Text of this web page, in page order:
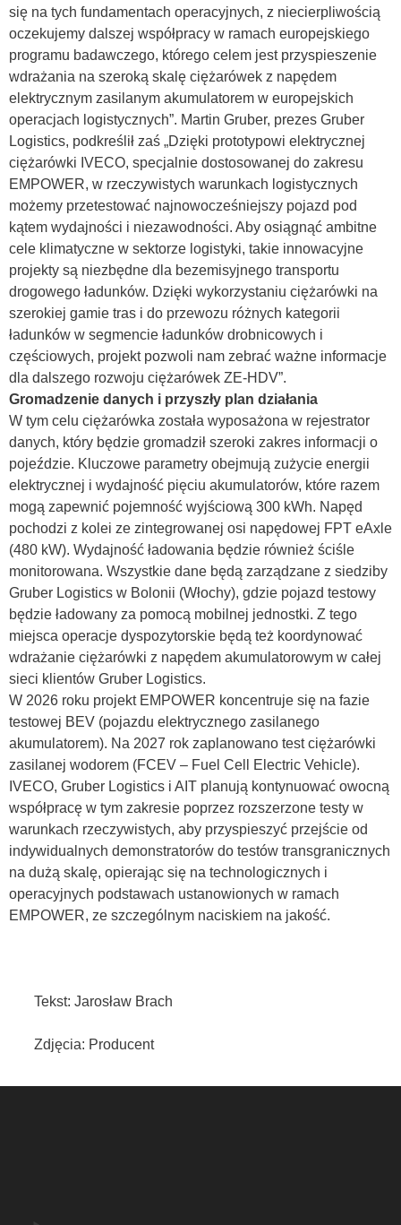
się na tych fundamentach operacyjnych, z niecierpliwością
oczekujemy dalszej współpracy w ramach europejskiego
programu badawczego, którego celem jest przyspieszenie
wdrażania na szeroką skalę ciężarówek z napędem
elektrycznym zasilanym akumulatorem w europejskich
operacjach logistycznych”. Martin Gruber, prezes Gruber
Logistics, podkreślił zaś „Dzięki prototypowi elektrycznej
ciężarówki IVECO, specjalnie dostosowanej do zakresu
EMPOWER, w rzeczywistych warunkach logistycznych
możemy przetestować najnowocześniejszy pojazd pod
kątem wydajności i niezawodności. Aby osiągnąć ambitne
cele klimatyczne w sektorze logistyki, takie innowacyjne
projekty są niezbędne dla bezemisyjnego transportu
drogowego ładunków. Dzięki wykorzystaniu ciężarówki na
szerokiej gamie tras i do przewozu różnych kategorii
ładunków w segmencie ładunków drobnicowych i
częściowych, projekt pozwoli nam zebrać ważne informacje
dla dalszego rozwoju ciężarówek ZE-HDV”.
Gromadzenie danych i przyszły plan działania
W tym celu ciężarówka została wyposażona w rejestrator
danych, który będzie gromadził szeroki zakres informacji o
pojeździe. Kluczowe parametry obejmują zużycie energii
elektrycznej i wydajność pięciu akumulatorów, które razem
mogą zapewnić pojemność wyjściową 300 kWh. Napęd
pochodzi z kolei ze zintegrowanej osi napędowej FPT eAxle
(480 kW). Wydajność ładowania będzie również ściśle
monitorowana. Wszystkie dane będą zarządzane z siedziby
Gruber Logistics w Bolonii (Włochy), gdzie pojazd testowy
będzie ładowany za pomocą mobilnej jednostki. Z tego
miejsca operacje dyspozytorskie będą też koordynować
wdrażanie ciężarówki z napędem akumulatorowym w całej
sieci klientów Gruber Logistics.
W 2026 roku projekt EMPOWER koncentruje się na fazie
testowej BEV (pojazdu elektrycznego zasilanego
akumulatorem). Na 2027 rok zaplanowano test ciężarówki
zasilanej wodorem (FCEV – Fuel Cell Electric Vehicle).
IVECO, Gruber Logistics i AIT planują kontynuować owocną
współpracę w tym zakresie poprzez rozszerzone testy w
warunkach rzeczywistych, aby przyspieszyć przejście od
indywidualnych demonstratorów do testów transgranicznych
na dużą skalę, opierając się na technologicznych i
operacyjnych podstawach ustanowionych w ramach
EMPOWER, ze szczególnym naciskiem na jakość.
Tekst: Jarosław Brach
Zdjęcia: Producent